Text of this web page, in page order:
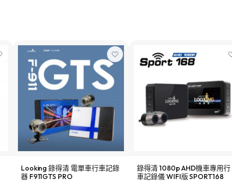
Looking 錄得清 電單車行車記錄
器 F911GTS PRO
錄得清 1080p AHD機車專用行
車記錄儀 WIFI版 SPORT168